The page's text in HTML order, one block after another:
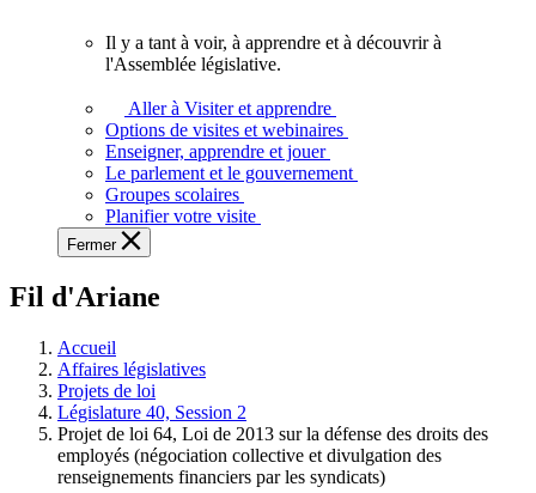
voir,
apprendre
et
à
à
législative.
Il y a tant à voir, à apprendre et à découvrir à
l'Assemblée législative.
Aller à Visiter et apprendre
Options de visites et webinaires
Enseigner, apprendre et jouer
Le parlement et le gouvernement
Groupes scolaires
Planifier votre visite
Fermer
Fil d'Ariane
Accueil
Affaires législatives
Projets de loi
Législature 40, Session 2
Projet de loi 64, Loi de 2013 sur la défense des droits des
employés (négociation collective et divulgation des
renseignements financiers par les syndicats)